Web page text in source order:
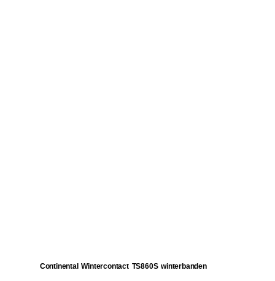
Continental Wintercontact TS860S winterbanden